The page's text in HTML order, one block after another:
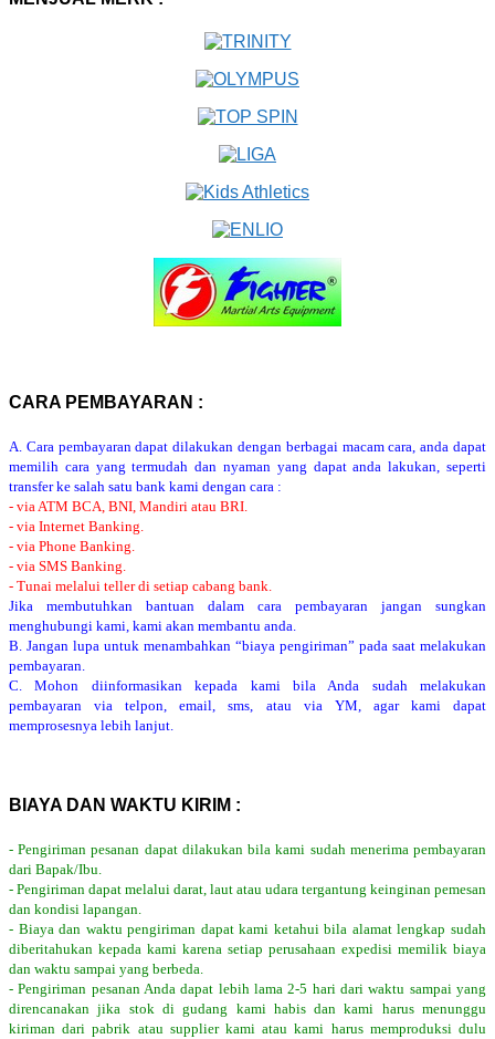
CARA PEMBAYARAN :
A. Cara pembayaran dapat dilakukan dengan berbagai macam cara, anda dapat
memilih cara yang termudah dan nyaman yang dapat anda lakukan, seperti
transfer ke salah satu bank kami dengan cara :
- via ATM BCA, BNI, Mandiri atau BRI.
- via Internet Banking.
- via Phone Banking.
- via SMS Banking.
- Tunai melalui teller di setiap cabang bank.
Jika membutuhkan bantuan dalam cara pembayaran jangan sungkan
menghubungi kami, kami akan membantu anda.
B. Jangan lupa untuk menambahkan “biaya pengiriman” pada saat melakukan
pembayaran.
C. Mohon diinformasikan kepada kami bila Anda sudah melakukan
pembayaran via telpon, email, sms, atau via YM, agar kami dapat
memprosesnya lebih lanjut.
BIAYA DAN WAKTU KIRIM :
- Pengiriman pesanan dapat dilakukan bila kami sudah menerima pembayaran
dari Bapak/Ibu.
- Pengiriman dapat melalui darat, laut atau udara tergantung keinginan pemesan
dan kondisi lapangan.
- Biaya dan waktu pengiriman dapat kami ketahui bila alamat lengkap sudah
diberitahukan kepada kami karena setiap perusahaan expedisi memilik biaya
dan waktu sampai yang berbeda.
- Pengiriman pesanan Anda dapat lebih lama 2-5 hari dari waktu sampai yang
direncanakan jika stok di gudang kami habis dan kami harus menunggu
kiriman dari pabrik atau supplier kami atau kami harus memproduksi dulu